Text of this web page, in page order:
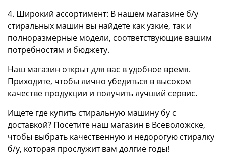
4. Широкий ассортимент: В нашем магазине б/у
стиральных машин вы найдете как узкие, так и
полноразмерные модели, соответствующие вашим
потребностям и бюджету.
Наш магазин открыт для вас в удобное время.
Приходите, чтобы лично убедиться в высоком
качестве продукции и получить лучший сервис.
Ищете где купить стиральную машину бу с
доставкой? Посетите наш магазин в Всеволожске,
чтобы выбрать качественную и недорогую стиралку
б/у, которая прослужит вам долгие годы!